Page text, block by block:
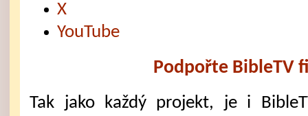
X
YouTube
Podpořte BibleTV
Tak jako každý projekt, je i